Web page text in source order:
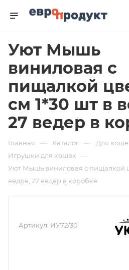
Уют Мышь
виниловая с
пищалкой
см 1*30 шт в
27 ведер в
Главная — Каталог — Для
Игрушки для кошек —
Уют Мышь виниловая с пищалкой
ведре, 27 ведер в коробке
Артикул: ИУ72/30